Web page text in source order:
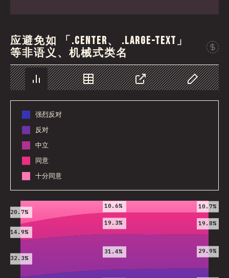
应避免如 「.center、 .large-text」
等非语义、机械式类名
数据 分享 自定义数据
强烈反对
反对
中立
同意
十分同意
2019 2020 2021
32.3%
31.4% 29.9%
14.9%
19.3% 19.8%
20.7%
10.6% 10.7%